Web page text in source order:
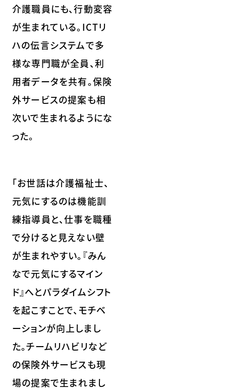
介護職員にも、行動変容
が生まれている。ICTリ
ハの伝言システムで多
様な専門職が全員、利
用者データを共有。保険
外サービスの提案も相
次いで生まれるようにな
った。
「お世話は介護福祉士、
元気にするのは機能訓
練指導員と、仕事を職種
で分けると見えない壁
が生まれやすい。『みん
なで元気にするマイン
ド』へとパラダイムシフト
を起こすことで、モチベ
ーションが向上しまし
た。チームリハビリなど
の保険外サービスも現
場の提案で生まれまし